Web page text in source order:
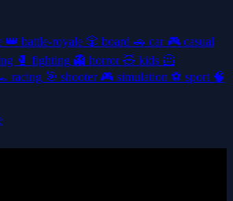
👑 battle-royale 🎲 board 🚗 car 🎮 casual
🥊 fighting 👻 horror🧸 kids 🦸
racing 🎯 shooter 🎮 simulation ⚽ sport 🧠